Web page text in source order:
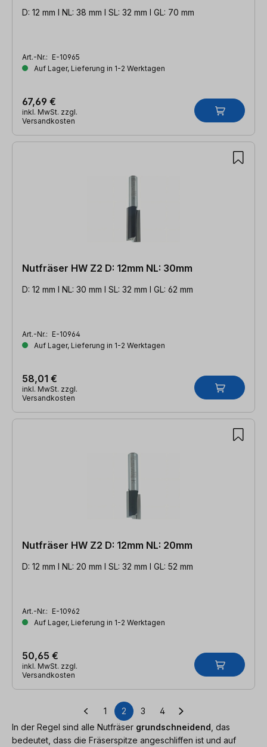
D: 12 mm l NL: 38 mm l SL: 32 mm l GL: 70 mm
Art.-Nr.: E-10965
Auf Lager, Lieferung in 1-2 Werktagen
67,69 €
inkl. MwSt. zzgl.
Versandkosten
Nutfräser HW Z2 D: 12mm NL: 30mm
D: 12 mm l NL: 30 mm l SL: 32 mm l GL: 62 mm
Art.-Nr.: E-10964
Auf Lager, Lieferung in 1-2 Werktagen
58,01 €
inkl. MwSt. zzgl.
Versandkosten
Nutfräser HW Z2 D: 12mm NL: 20mm
D: 12 mm l NL: 20 mm l SL: 32 mm l GL: 52 mm
Art.-Nr.: E-10962
Auf Lager, Lieferung in 1-2 Werktagen
50,65 €
inkl. MwSt. zzgl.
Versandkosten
Seite
1 Seite
2 Seite
3 Seite
4
In der Regel sind alle Nutfräser grundschneidend , das
bedeutet, dass die Fräserspitze angeschliffen ist und auf